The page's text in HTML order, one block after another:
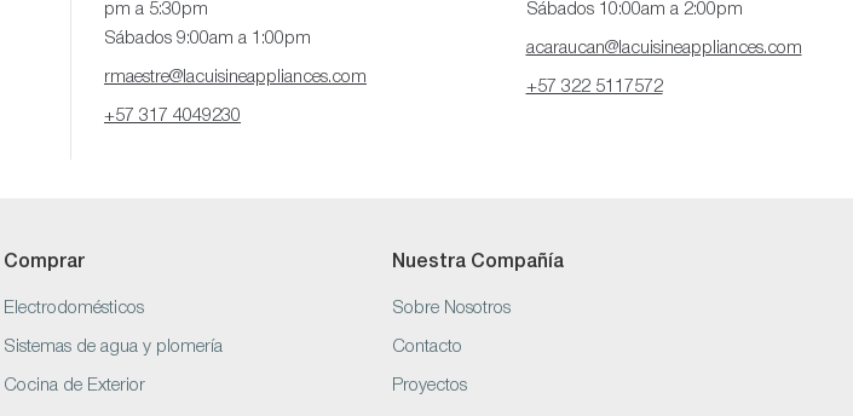
pm a 5:30pm
Sábados 9:00am a 1:00pm
rmaestre@lacuisineappliances.com
+57 317 4049230
Sábados 10:00am a 2:00pm
acaraucan@lacuisineappliances.com
+57 322 5117572
Comprar
Electrodomésticos
Sistemas de agua y plomería
Cocina de Exterior
Nuestra Compañía
Sobre Nosotros
Contacto
Proyectos